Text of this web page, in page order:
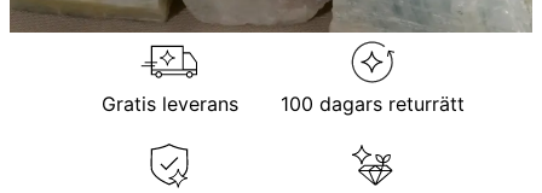
Observera att personliga smycken är unika och endast kan
returneras för utbyte eller butikskredit
Gratis leverans 100 dagars returrätt